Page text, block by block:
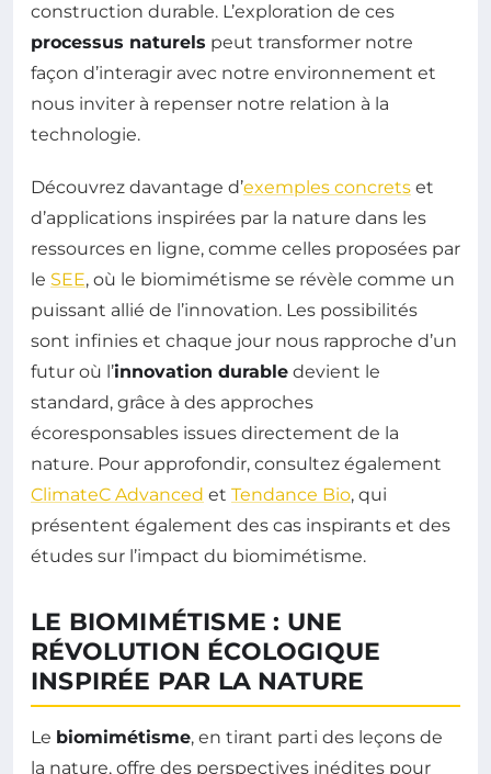
construction durable. L’exploration de ces
processus naturels peut transformer notre
façon d’interagir avec notre environnement et
nous inviter à repenser notre relation à la
technologie.
Découvrez davantage d’exemples concrets et
d’applications inspirées par la nature dans les
ressources en ligne, comme celles proposées par
le SEE, où le biomimétisme se révèle comme un
puissant allié de l’innovation. Les possibilités
sont infinies et chaque jour nous rapproche d’un
futur où l’innovation durable devient le
standard, grâce à des approches
écoresponsables issues directement de la
nature. Pour approfondir, consultez également
ClimateC Advanced et Tendance Bio, qui
présentent également des cas inspirants et des
études sur l’impact du biomimétisme.
LE BIOMIMÉTISME : UNE
RÉVOLUTION ÉCOLOGIQUE
INSPIRÉE PAR LA NATURE
Le biomimétisme, en tirant parti des leçons de
la nature, offre des perspectives inédites pour